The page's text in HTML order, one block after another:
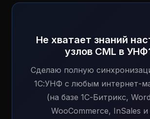
Не хватает знаний
узлов CML в
Сделаю полную
1С:УНФ с любым интернет-
(на базе 1С-Битрикс,
WooCommerce, InSales